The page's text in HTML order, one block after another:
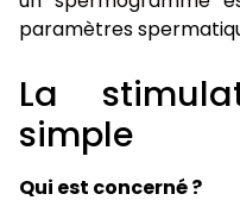
paramètres
La
simple
Qui est concerné ?